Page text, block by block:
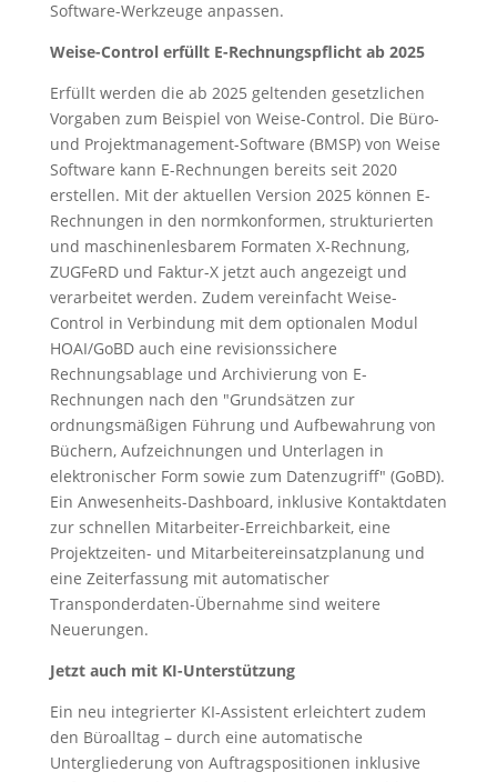
Software-Werkzeuge anpassen.
Weise-Control erfüllt E-Rechnungspflicht ab 2025
Erfüllt werden die ab 2025 geltenden gesetzlichen
Vorgaben zum Beispiel von Weise-Control. Die Büro-
und Projektmanagement-Software (BMSP) von Weise
Software kann E-Rechnungen bereits seit 2020
erstellen. Mit der aktuellen Version 2025 können E-
Rechnungen in den normkonformen, strukturierten
und maschinenlesbarem Formaten X-Rechnung,
ZUGFeRD und Faktur-X jetzt auch angezeigt und
verarbeitet werden. Zudem vereinfacht Weise-
Control in Verbindung mit dem optionalen Modul
HOAI/GoBD auch eine revisionssichere
Rechnungsablage und Archivierung von E-
Rechnungen nach den "Grundsätzen zur
ordnungsmäßigen Führung und Aufbewahrung von
Büchern, Aufzeichnungen und Unterlagen in
elektronischer Form sowie zum Datenzugriff" (GoBD).
Ein Anwesenheits-Dashboard, inklusive Kontaktdaten
zur schnellen Mitarbeiter-Erreichbarkeit, eine
Projektzeiten- und Mitarbeitereinsatzplanung und
eine Zeiterfassung mit automatischer
Transponderdaten-Übernahme sind weitere
Neuerungen.
Jetzt auch mit KI-Unterstützung
Ein neu integrierter KI-Assistent erleichtert zudem
den Büroalltag – durch eine automatische
Untergliederung von Auftragspositionen inklusive